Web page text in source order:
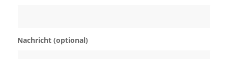
Nachricht (optional)